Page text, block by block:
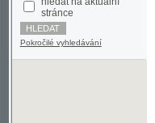
Pokročilé vyhledávání